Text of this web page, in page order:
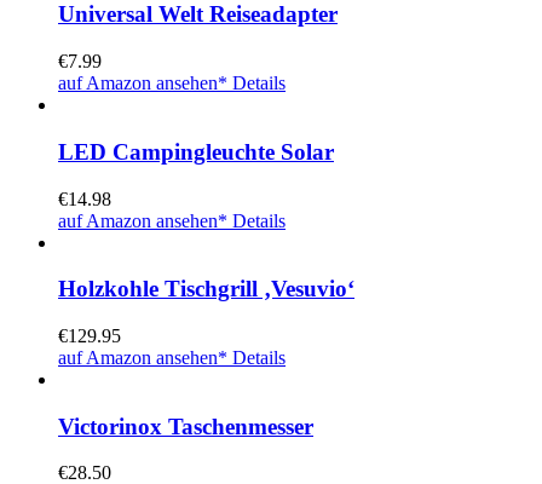
Universal Welt Reiseadapter
€7.99
auf Amazon ansehen* Details
LED Campingleuchte Solar
€14.98
auf Amazon ansehen* Details
Holzkohle Tischgrill ‚Vesuvio‘
€129.95
auf Amazon ansehen* Details
Victorinox Taschenmesser
€28.50